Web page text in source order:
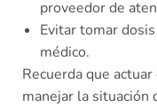
proveedor de
Evitar tomar
médico.
Recuerda que
manejar la situación